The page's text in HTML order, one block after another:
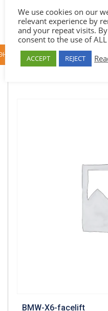
Trip of a Lifetime –
€2.685,00
ΣΤΟ ΚΑΛΆΘΙ
BMW-X6-facelift
We use cookies on our
relevant experience by
and your repeat visits.
consent to the use of
ACCEPT REJECT